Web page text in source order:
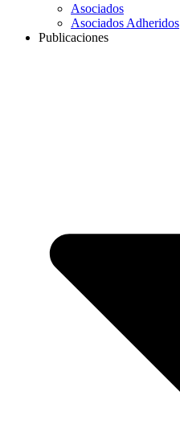
Asociados
Asociados Adheridos
Publicaciones